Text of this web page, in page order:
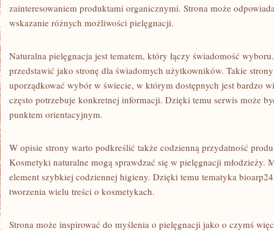
zainteresowaniem produktami organicznymi. Strona może
wskazanie różnych możliwości pielęgnacji.
Naturalna pielęgnacja jest tematem, który łączy świadomość
przedstawić jako stronę dla świadomych użytkowników. Takie
uporządkować wybór w świecie, w którym dostępnych jest bardzo
często potrzebuje konkretnej informacji. Dzięki temu serwis może
punktem orientacyjnym.
W opisie strony warto podkreślić także codzienną przydatność
Kosmetyki naturalne mogą sprawdzać się w pielęgnacji młodzieży.
element szybkiej codziennej higieny. Dzięki temu tematyka
tworzenia wielu treści o kosmetykach.
Strona może inspirować do myślenia o pielęgnacji jako o czymś